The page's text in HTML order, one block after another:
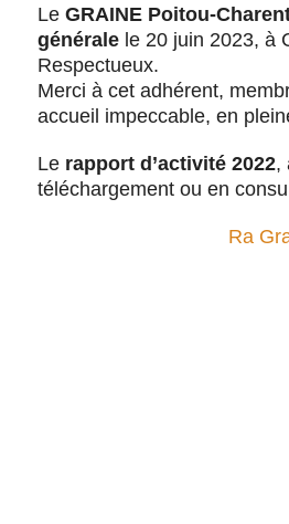
Le GRAINE Poitou-
générale le 20 juin 2023, à
Respectueux.
Merci à cet adhérent,
accueil impeccable, en
Le rapport d’activité 2022,
téléchargement ou en
Ra